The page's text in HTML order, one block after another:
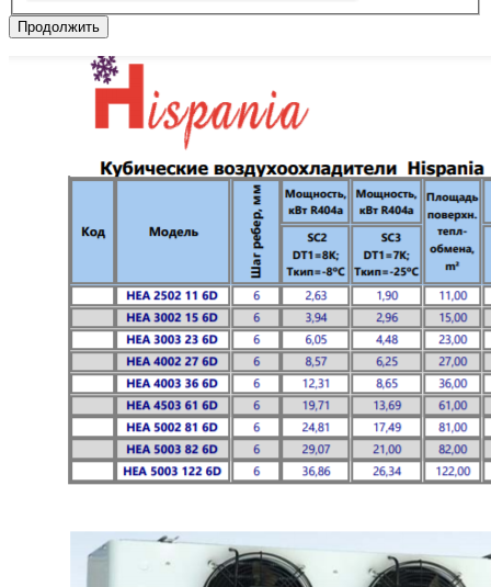
Продолжить